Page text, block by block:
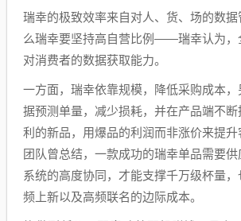
瑞幸的极致效率来自对人、货、场的数
么瑞幸要坚持高自营比例——瑞幸认为，
对消费者的数据获取能力。
一方面，瑞幸依靠规模，降低采购成本
据预测单量，减少损耗，并在产品端不
利的新品，用爆品的利润而非涨价来提
团队曾总结，一款成功的瑞幸单品需要
系统的高度协同，才能支撑千万级杯量
频上新以及高频联名的边际成本。